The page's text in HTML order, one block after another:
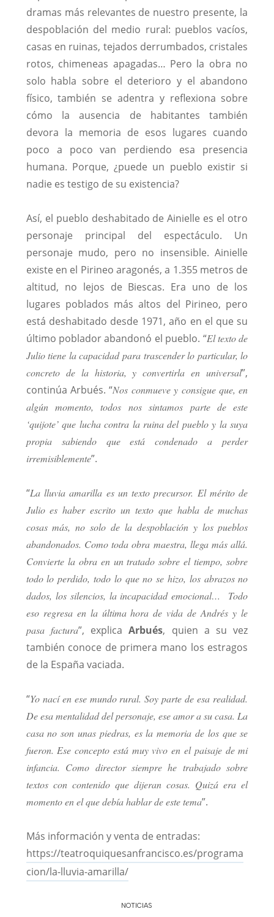
dramas más relevantes de nuestro presente, la
despoblación del medio rural: pueblos vacíos,
casas en ruinas, tejados derrumbados, cristales
rotos, chimeneas apagadas… Pero la obra no
solo habla sobre el deterioro y el abandono
físico, también se adentra y reflexiona sobre
cómo la ausencia de habitantes también
devora la memoria de esos lugares cuando
poco a poco van perdiendo esa presencia
humana. Porque, ¿puede un pueblo existir si
nadie es testigo de su existencia?
Así, el pueblo deshabitado de Ainielle es el otro
personaje principal del espectáculo. Un
personaje mudo, pero no insensible. Ainielle
existe en el Pirineo aragonés, a 1.355 metros de
altitud, no lejos de Biescas. Era uno de los
lugares poblados más altos del Pirineo, pero
está deshabitado desde 1971, año en el que su
último poblador abandonó el pueblo. “El texto de
Julio tiene la capacidad para trascender lo particular, lo
concreto de la historia, y convertirla en universal”,
continúa Arbués. “Nos conmueve y consigue que, en
algún momento, todos nos sintamos parte de este
‘quijote’ que lucha contra la ruina del pueblo y la suya
propia sabiendo que está condenado a perder
irremisiblemente”.
“La lluvia amarilla es un texto precursor. El mérito de
Julio es haber escrito un texto que habla de muchas
cosas más, no solo de la despoblación y los pueblos
abandonados. Como toda obra maestra, llega más allá.
Convierte la obra en un tratado sobre el tiempo, sobre
todo lo perdido, todo lo que no se hizo, los abrazos no
dados, los silencios, la incapacidad emocional… Todo
eso regresa en la última hora de vida de Andrés y le
pasa factura”, explicaArbués, quien a su vez
también conoce de primera mano los estragos
de la España vaciada.
“Yo nací en ese mundo rural. Soy parte de esa realidad.
De esa mentalidad del personaje, ese amor a su casa. La
casa no son unas piedras, es la memoria de los que se
fueron. Ese concepto está muy vivo en el paisaje de mi
infancia. Como director siempre he trabajado sobre
textos con contenido que dijeran cosas. Quizá era el
momento en el que debía hablar de este tema”.
Más información y venta de entradas:
https://teatroquiquesanfrancisco.es/programa
cion/la-lluvia-amarilla/
NOTICIAS